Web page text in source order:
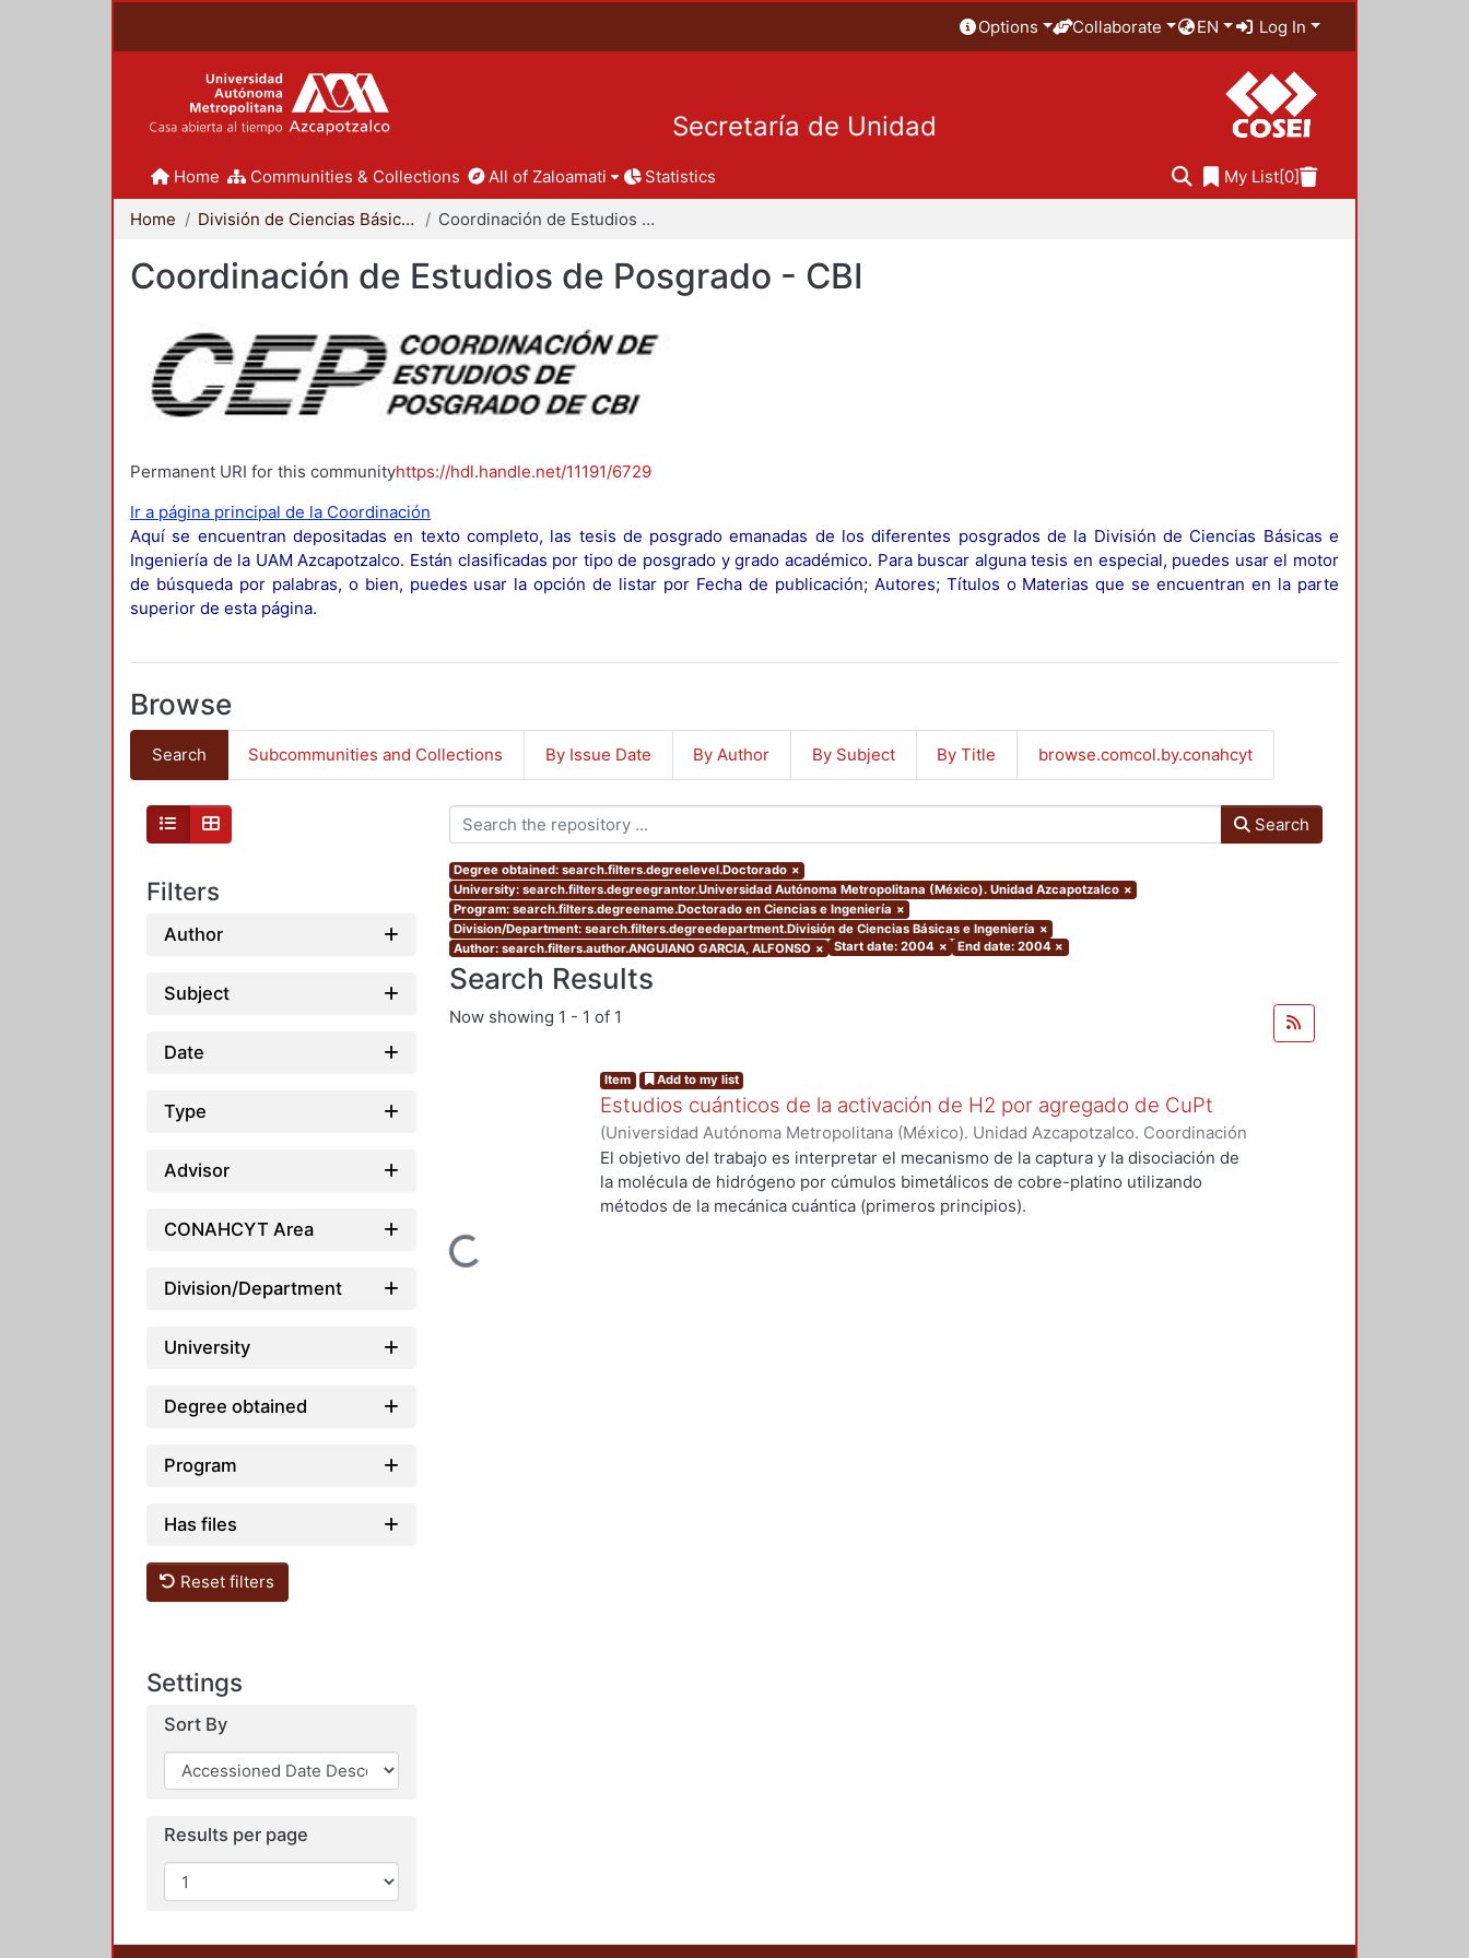
Options Collaborate EN Log In
Secretaría de Unidad
Home Communities & Collections All of Zaloamati Statistics My List[0]
Home División de Ciencias Básicas e Ingeniería Coordinación de Estudios de Posgrado - CBI
Coordinación de Estudios de Posgrado - CBI
Permanent URI for this communityhttps://hdl.handle.net/11191/6729
Ir a página principal de la Coordinación
Aquí se encuentran depositadas en texto completo, las tesis de posgrado emanadas de los diferentes posgrados de la División de Ciencias Básicas e
Ingeniería de la UAM Azcapotzalco. Están clasificadas por tipo de posgrado y grado académico. Para buscar alguna tesis en especial, puedes usar el motor
de búsqueda por palabras, o bien, puedes usar la opción de listar por Fecha de publicación; Autores; Títulos o Materias que se encuentran en la parte
superior de esta página.
Browse
Search Subcommunities and Collections By Issue Date By Author By Subject By Title browse.comcol.by.conahcyt
Filters
Author
Subject
Date
Type
Advisor
CONAHCYT Area
Division/Department
University
Degree obtained
Program
Has files
Reset filters
Settings
Sort By
Results per page
Search
Degree obtained: search.filters.degreelevel.Doctorado ×
University: search.filters.degreegrantor.Universidad Autónoma Metropolitana (México). Unidad Azcapotzalco ×
Program: search.filters.degreename.Doctorado en Ciencias e Ingeniería ×
Division/Department: search.filters.degreedepartment.División de Ciencias Básicas e Ingeniería ×
Author: search.filters.author.ANGUIANO GARCIA, ALFONSO × Start date: 2004 × End date: 2004 ×
Search Results
Now showing 1 - 1 of 1
Loading...
Item Add to my list
Estudios cuánticos de la activación de H2 por agregado de CuPt
(Universidad Autónoma Metropolitana (México). Unidad Azcapotzalco. Coordinación
de Servicios de Información.,2004-03 )ANGUIANO GARCIA, ALFONSO
El objetivo del trabajo es interpretar el mecanismo de la captura y la disociación de
la molécula de hidrógeno por cúmulos bimetálicos de cobre-platino utilizando
métodos de la mecánica cuántica (primeros principios).